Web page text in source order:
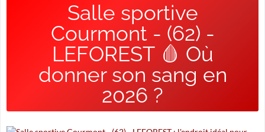
Salle sportive
Courmont - (62) -
LEFOREST 🩸 Où
donner son sang en
2026 ?